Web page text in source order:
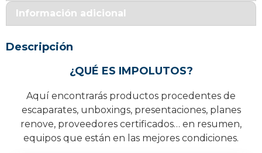
Información adicional
Descripción
¿QUÉ ES IMPOLUTOS?
Aquí encontrarás productos procedentes de
escaparates, unboxings, presentaciones, planes
renove, proveedores certificados… en resumen,
equipos que están en las mejores condiciones.